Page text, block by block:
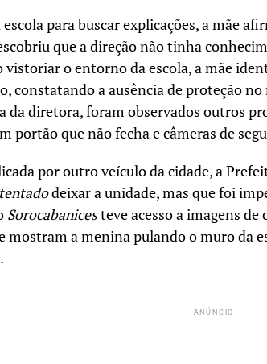
para buscar explicações, a mãe
que a direção não tinha
vistoriar o entorno da escola, a mãe
constatando a ausência de proteção
da diretora, foram observados outros
portão que não fecha e câmeras de
por outro veículo da cidade, a
tentadodeixar a unidade, mas que foi
Sorocabanicesteve acesso a imagens de
mostram a menina pulando o muro da
ANÚNCIO